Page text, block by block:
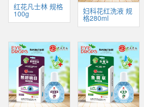
红花凡士林 规格
100g 妇科花红洗液 规
格280ml